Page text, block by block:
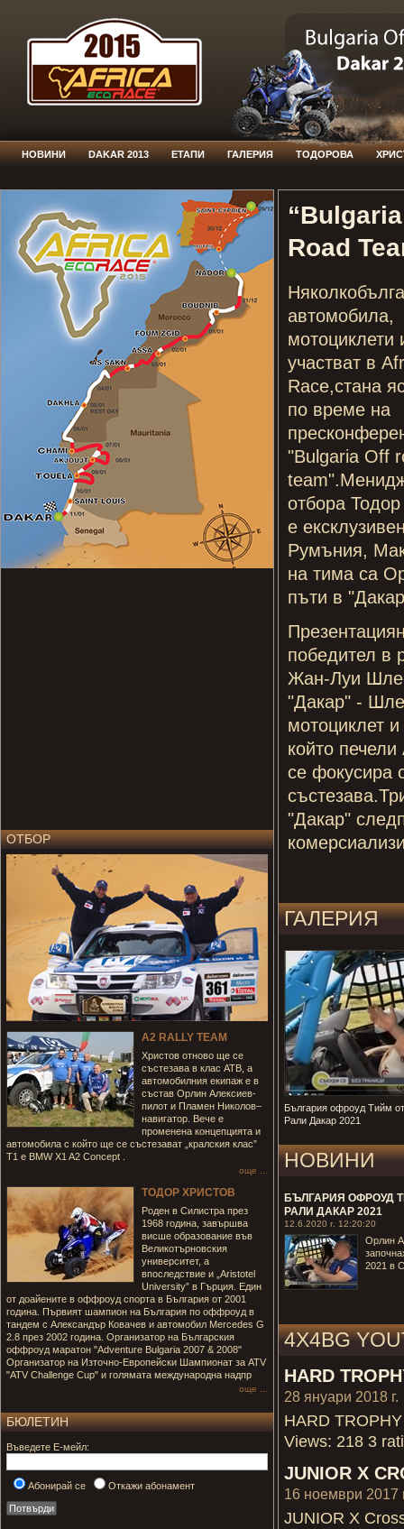
НОВИНИ DAKAR 2013 ЕТАПИ ГАЛЕРИЯ ТОДОРОВА
ОТБОР
A2 RALLY TEAM
Христов отново ще се
състезава в клас АТВ, а
автомобилния екипаж е в
състав Орлин Алексиев-
пилот и Пламен Николов–
навигатор. Вече е
променена концепцията и
автомобила с който ще се състезават „кралския клас”
Т1 е BMW X1 A2 Concept .
още ...
ТОДОР ХРИСТОВ
Роден в Силистра прeз
1968 година, завършва
висше образование във
Великотърновския
университет, а
впоследствие и „Aristotel
University” в Гърция. Един
от доайените в оффроуд спорта в България от 2001
година. Първият шампион на България по оффроуд в
тандем с Александър Ковачев и автомобил Mercedes G
2.8 през 2002 година. Организатор на Българския
оффроуд маратон "Adventure Bulgaria 2007 & 2008"
Организатор на Източно-Европейски Шампионат за ATV
"ATV Challenge Cup" и голямата международна надпр
още ...
БЮЛЕТИН
Въведете Е-мейл:
Абонирай се Откажи абонамент
Road
автомобила,
участват в
Race,стана
по време на
"Bulgaria Off
отбора
е
Румъния,
на тима са
пъти в
победител в
Жан-Луи
"Дакар" -
мотоциклет
който
се фокусира
"Дакар"
ГАЛЕРИЯ
България офроуд Тийм
Рали Дакар 2021
НОВИНИ
БЪЛГАРИЯ ОФРОУД
РАЛИ ДАКАР 2021
12.6.2020 г. 12:20:20
Орлин
2021 в
4X4BG
HARD
28 януари 2018 г.
HARD
Views: 218 3
JUNIOR X
16 ноември 2017
JUNIOR X